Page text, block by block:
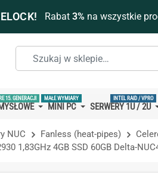
Rabat 3%na wszystkie
15. GENERACJI
MINI PC
MAŁE WYMIARY
SERWERY 1U / 2U
INTEL RAID / VPRO
NUC Fanless (heat-pipes)
1,83GHz 4GB SSD 60GB Delta-